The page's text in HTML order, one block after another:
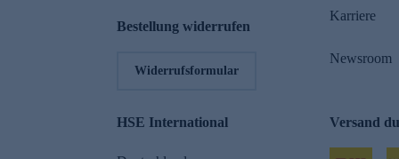
Bestellung widerrufen
Widerrufsformular
Karriere
Newsroom
HSE International Versand